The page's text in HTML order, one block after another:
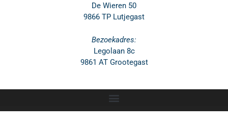
De Wieren 50
9866 TP Lutjegast
Bezoekadres:
Legolaan 8c
9861 AT Grootegast